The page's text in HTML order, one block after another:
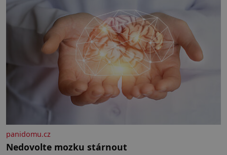
panidomu.cz
Nedovolte mozku stárnout